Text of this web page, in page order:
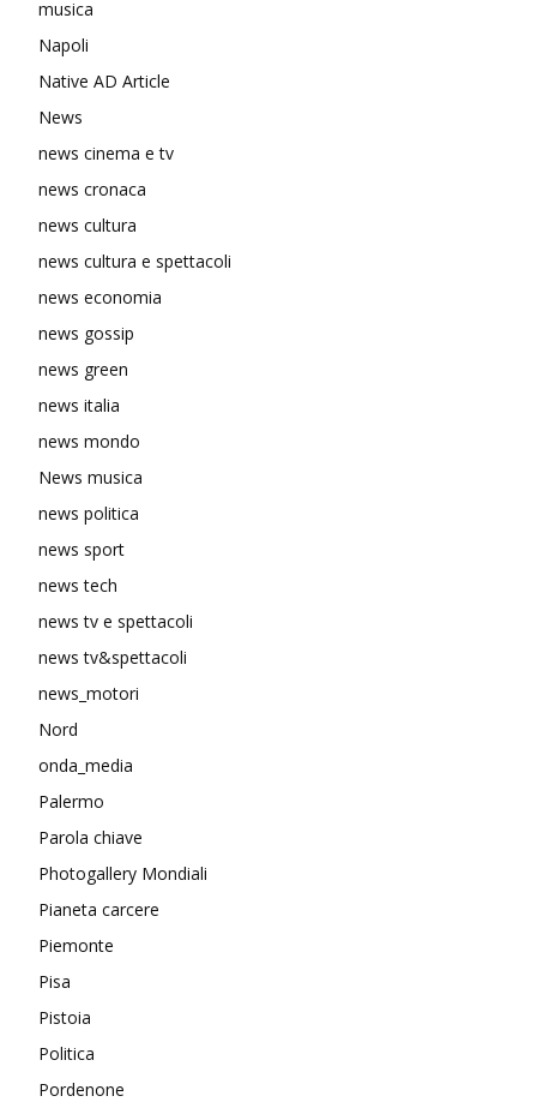
musica
Napoli
Native AD Article
News
news cinema e tv
news cronaca
news cultura
news cultura e spettacoli
news economia
news gossip
news green
news italia
news mondo
News musica
news politica
news sport
news tech
news tv e spettacoli
news tv&spettacoli
news_motori
Nord
onda_media
Palermo
Parola chiave
Photogallery Mondiali
Pianeta carcere
Piemonte
Pisa
Pistoia
Politica
Pordenone